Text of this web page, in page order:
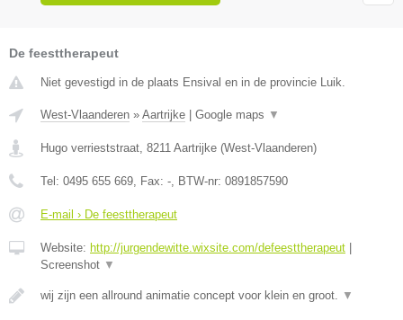
De feesttherapeut
Niet gevestigd in de plaats Ensival en in de provincie Luik.
West-Vlaanderen » Aartrijke | Google maps ▼
Hugo verrieststraat 8211 Aartrijke (West-Vlaanderen)
Tel: 0495 655 669 , Fax: - , BTW-nr: 0891857590
E-mail › De feesttherapeut
Website: http://jurgendewitte.wixsite.com/defeesttherapeut |
Screenshot ▼
wij zijn een allround animatie concept voor klein en groot. ▼